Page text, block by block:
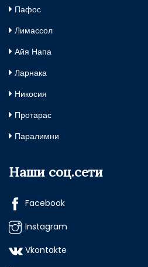
Пафос
Лимассол
Айя Напа
Ларнака
Никосия
Протарас
Паралимни
Наши соц.сети
Facebook
Instagram
Vkontakte